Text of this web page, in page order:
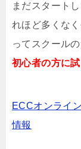
まだスタート
れほど多くな
ってスクール
初心者の方に
ECCオンライ
情報